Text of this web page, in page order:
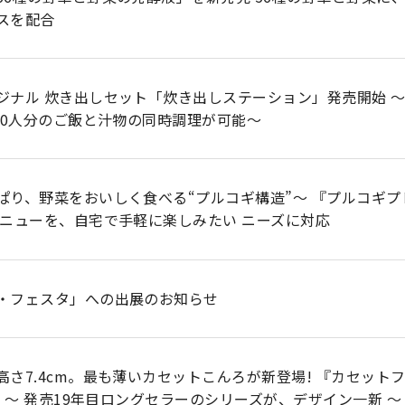
を配合
ナル 炊き出しセット「炊き出しステーション」発売開始
人分のご飯と汁物の同時調理が可能～
り、野菜をおいしく食べる“プルコギ構造”～ 『プルコギ
ューを、自宅で手軽に楽しみたい ニーズに対応
フェスタ」への出展のお知らせ
さ7.4cm。最も薄いカセットこんろが新登場! 『カセット
発売19年目ロングセラーのシリーズが、デザイン一新 ～